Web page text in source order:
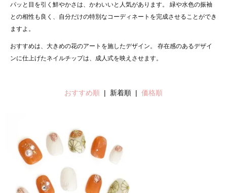
パッと目を引く鮮やかさは、かわいいと人気があります。 緑や水色の振袖
との相性も良く、自分だけの特別なコーディネートを完成させることができ
ますよ。
おすすめは、大きめの花のアートを施したデザイン。 存在感のあるデザイ
ンに仕上げたネイルチップは、成人式を映えさせます。
おすすめ順 | 新着順 | 価格順